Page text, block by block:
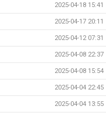
2025-04-18 15:41
2025-04-17 20:11
2025-04-12 07:31
2025-04-08 22:37
2025-04-08 15:54
2025-04-04 22:45
2025-04-04 13:55